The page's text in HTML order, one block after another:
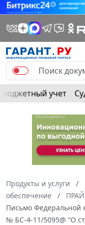
Бюджетный учет
Продукты и услуги
обеспечение
Письмо Федеральной
№ БС-4-11/5095@ “О